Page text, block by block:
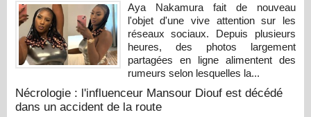
Aya Nakamura fait de nouveau
l'objet d'une vive attention sur les
réseaux sociaux. Depuis plusieurs
heures, des photos largement
partagées en ligne alimentent des
rumeurs selon lesquelles la...
Nécrologie : l'influenceur Mansour Diouf est décédé
dans un accident de la route